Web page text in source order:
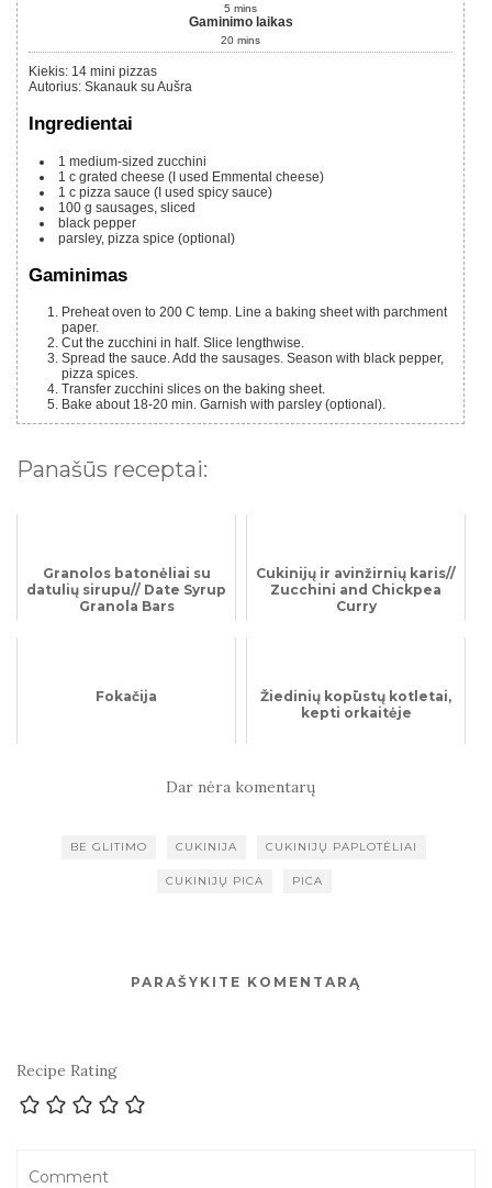
5 mins
Gaminimo laikas
20 mins
Kiekis: 14 mini pizzas
Autorius: Skanauk su Aušra
Ingredientai
1 medium-sized zucchini
1 c grated cheese (I used Emmental cheese)
1 c pizza sauce (I used spicy sauce)
100 g sausages, sliced
black pepper
parsley, pizza spice (optional)
Gaminimas
Preheat oven to 200 C temp. Line a baking sheet with parchment
paper.
Cut the zucchini in half. Slice lengthwise.
Spread the sauce. Add the sausages. Season with black pepper,
pizza spices.
Transfer zucchini slices on the baking sheet.
Bake about 18-20 min. Garnish with parsley (optional).
Panašūs receptai:
Granolos batonėliai su
datulių sirupu// Date Syrup
Granola Bars
Cukinijų ir avinžirnių karis//
Zucchini and Chickpea
Curry
Fokačija
Žiedinių kopūstų kotletai,
kepti orkaitėje
Dar nėra komentarų
BE GLITIMO CUKINIJA CUKINIJŲ PAPLOTĖLIAI
CUKINIJŲ PICA PICA
PARAŠYKITE KOMENTARĄ
Recipe Rating